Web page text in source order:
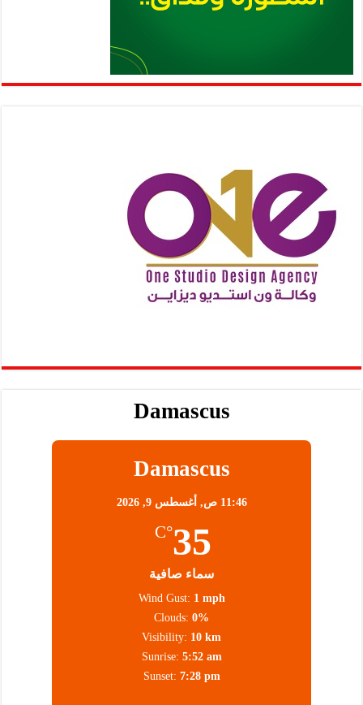
Damascus
Damascus
11:46 ص, أغسطس 9, 2026
35
°C
سماء صافية
Wind Gust: 1 mph
Clouds: 0%
Visibility: 10 km
Sunrise: 5:52 am
Sunset: 7:28 pm